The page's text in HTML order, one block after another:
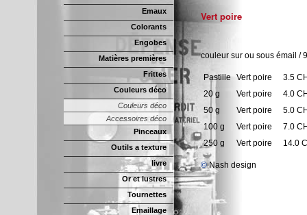
Emaux
Colorants
Engobes
Matières premières
Frittes
Couleurs déco
Couleurs déco
Accessoires déco
Pinceaux
Outils a texture
livre
Or et lustres
Tournettes
Emaillage
Vert poire
couleur sur ou sous émail /
Pastille Vert poire
3.5
20 g
Vert poire
4.0
50 g
Vert poire
5.0
100 g
Vert poire
7.0
250 g
Vert poire 14.0
©Nash design